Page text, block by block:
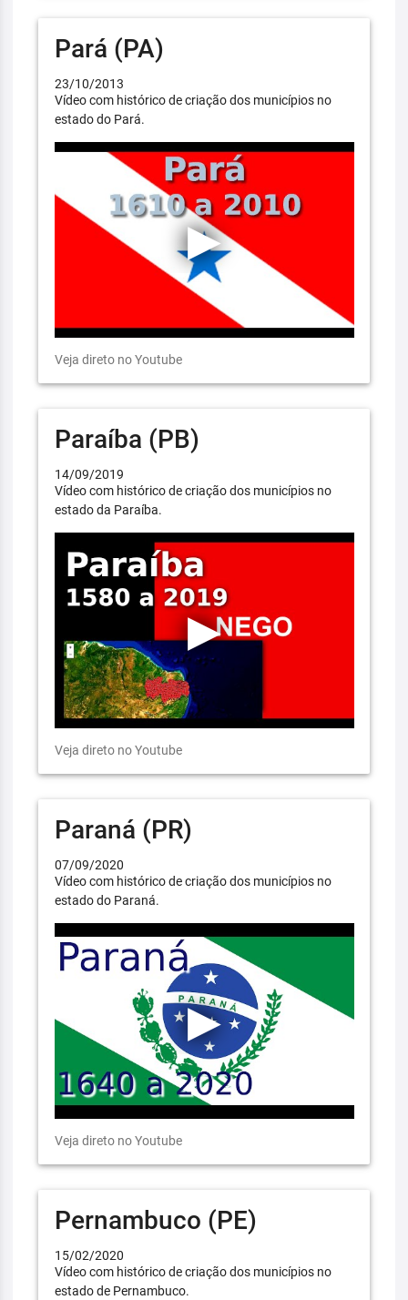
Pará (PA)
23/10/2013
Vídeo com histórico de criação dos municípios no
estado do Pará.
Veja direto no Youtube
Paraíba (PB)
14/09/2019
Vídeo com histórico de criação dos municípios no
estado da Paraíba.
Veja direto no Youtube
Paraná (PR)
07/09/2020
Vídeo com histórico de criação dos municípios no
estado do Paraná.
Veja direto no Youtube
Pernambuco (PE)
15/02/2020
Vídeo com histórico de criação dos municípios no
estado de Pernambuco.